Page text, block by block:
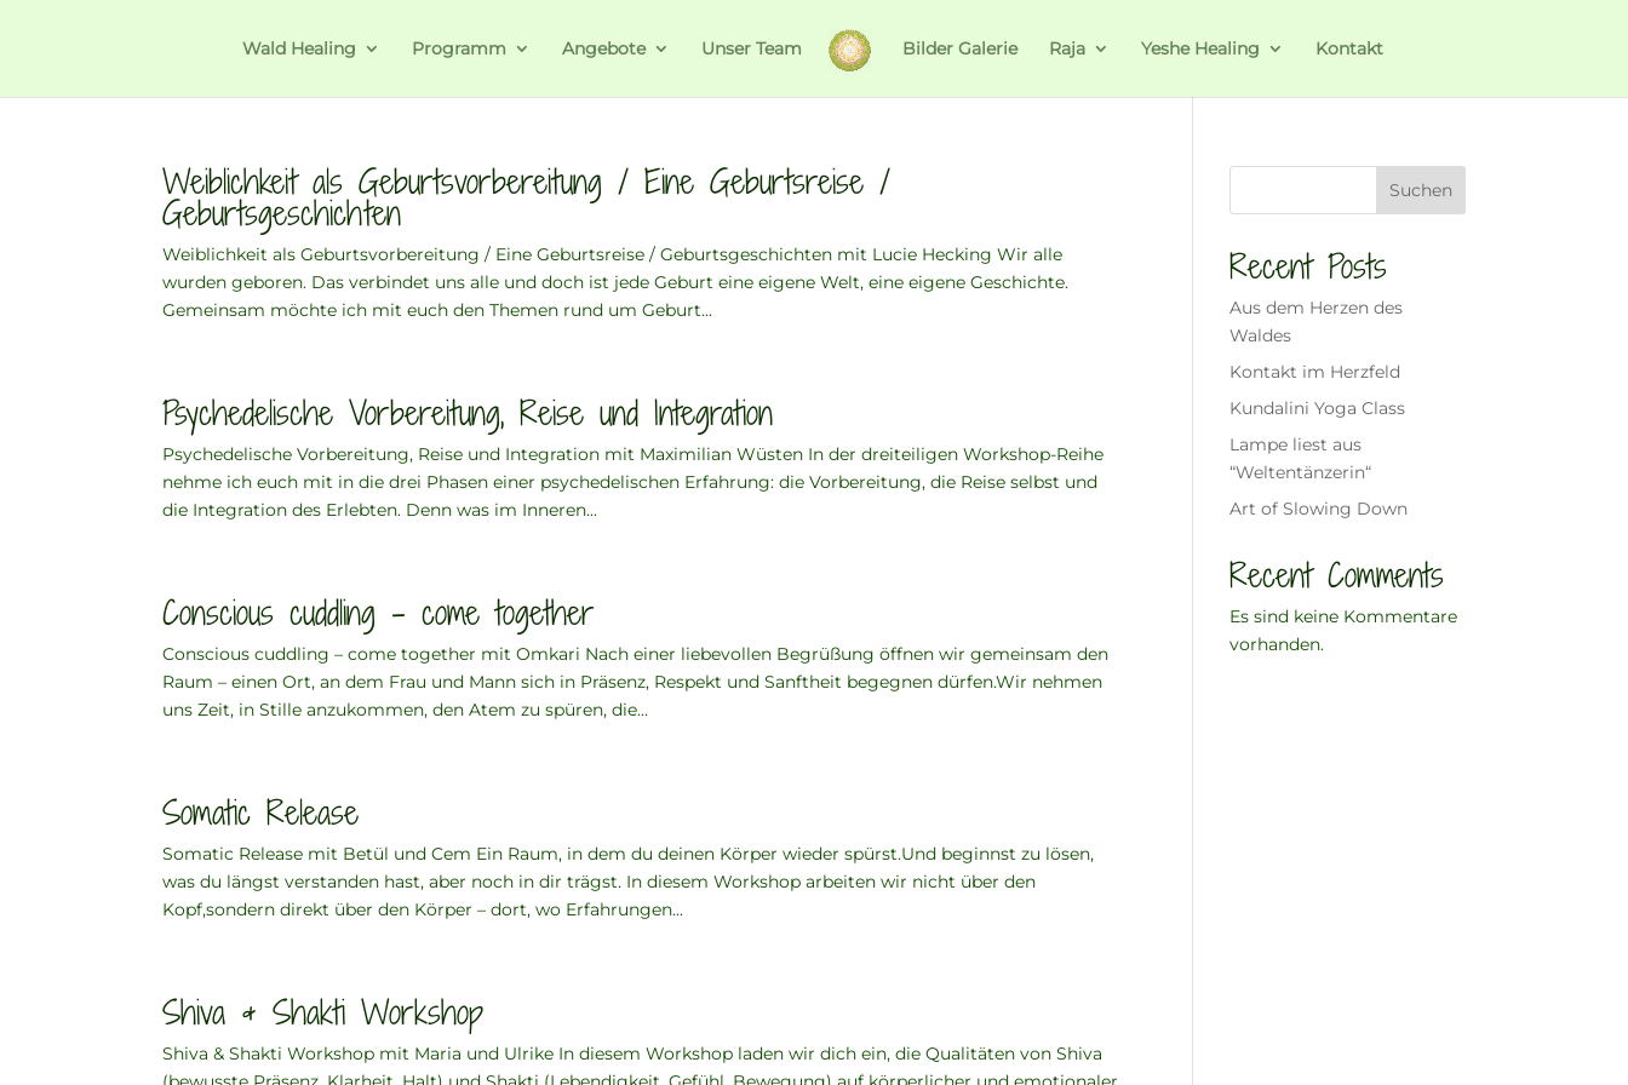
Wald Healing Programm Angebote Unser Team Bilder Galerie Raja Yeshe Healing Kontakt
Weiblichkeit als Geburtsvorbereitung / Eine Geburtsreise /
Geburtsgeschichten
Weiblichkeit als Geburtsvorbereitung / Eine Geburtsreise / Geburtsgeschichten mit Lucie Hecking Wir alle
wurden geboren. Das verbindet uns alle und doch ist jede Geburt eine eigene Welt, eine eigene Geschichte.
Gemeinsam möchte ich mit euch den Themen rund um Geburt...
Psychedelische Vorbereitung, Reise und Integration
Psychedelische Vorbereitung, Reise und Integration mit Maximilian Wüsten In der dreiteiligen Workshop-Reihe
nehme ich euch mit in die drei Phasen einer psychedelischen Erfahrung: die Vorbereitung, die Reise selbst und
die Integration des Erlebten. Denn was im Inneren...
Conscious cuddling – come together
Conscious cuddling – come together mit Omkari Nach einer liebevollen Begrüßung öffnen wir gemeinsam den
Raum – einen Ort, an dem Frau und Mann sich in Präsenz, Respekt und Sanftheit begegnen dürfen.Wir nehmen
uns Zeit, in Stille anzukommen, den Atem zu spüren, die...
Somatic Release
Somatic Release mit Betül und Cem Ein Raum, in dem du deinen Körper wieder spürst.Und beginnst zu lösen,
was du längst verstanden hast, aber noch in dir trägst. In diesem Workshop arbeiten wir nicht über den
Kopf,sondern direkt über den Körper – dort, wo Erfahrungen...
Shiva & Shakti Workshop
Shiva & Shakti Workshop mit Maria und Ulrike In diesem Workshop laden wir dich ein, die Qualitäten von Shiva
Suchen
Recent Posts
Aus dem Herzen des
Waldes
Kontakt im Herzfeld
Kundalini Yoga Class
Lampe liest aus
“Weltentänzerin“
Art of Slowing Down
Recent Comments
Es sind keine Kommentare
vorhanden.